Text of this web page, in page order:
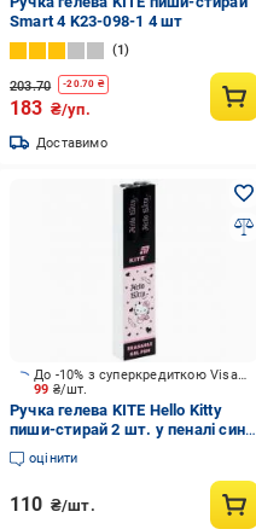
Smart 4 K23-098-1 4 шт
1
203.70 -20.70 ₴
183 ₴/уп.
Доставимо
99 ₴/шт.
До -10% з суперкредиткою Visa Вигода
Ручка гелева KITE Hello Kitty
пиши-стирай 2 шт. у пеналі синя
HK26-069
оцінити
110 ₴/шт.